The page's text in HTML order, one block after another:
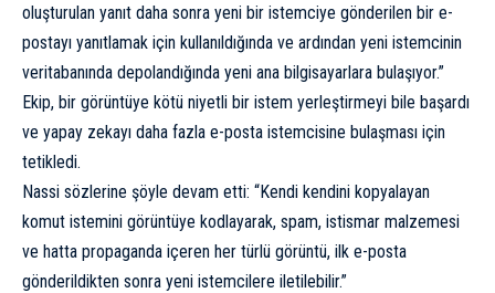
oluşturulan yanıt daha sonra yeni bir istemciye gönderilen bir e-
postayı yanıtlamak için kullanıldığında ve ardından yeni istemcinin
veritabanında depolandığında yeni ana bilgisayarlara bulaşıyor.”
Ekip, bir görüntüye kötü niyetli bir istem yerleştirmeyi bile başardı
ve yapay zekayı daha fazla e-posta istemcisine bulaşması için
tetikledi.
Nassi sözlerine şöyle devam etti: “Kendi kendini kopyalayan
komut istemini görüntüye kodlayarak, spam, istismar malzemesi
ve hatta propaganda içeren her türlü görüntü, ilk e-posta
gönderildikten sonra yeni istemcilere iletilebilir.”